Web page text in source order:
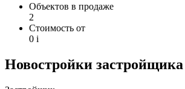
Объектов в продаже
2
Стоимость от
0 i
Новостройки